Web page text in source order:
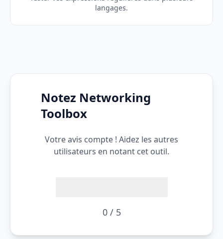
langages.
Notez Networking
Toolbox
Votre avis compte ! Aidez les autres
utilisateurs en notant cet outil.
0 / 5